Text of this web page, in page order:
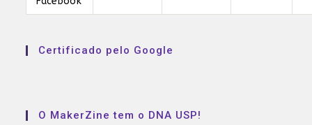
Certificado pelo Google
O MakerZine tem o DNA USP!